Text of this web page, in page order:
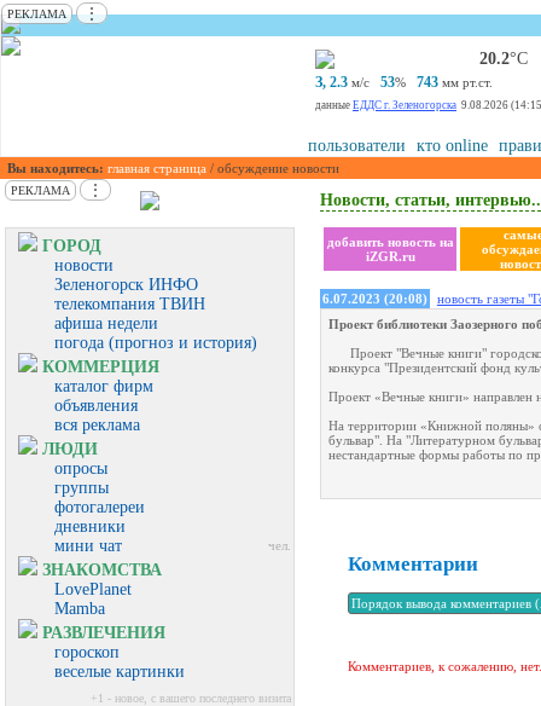
РЕКЛАМА ⋮
20.2°С
З, 2.3 м/с 53% 743 мм рт.ст.
данные ЕДДС г. Зеленогорска 9.08.2026
пользователи кто online
Вы находитесь: главная страница / обсуждение новости
РЕКЛАМА ⋮
ГОРОД
новости
Зеленогорск ИНФО
телекомпания ТВИН
афиша недели
погода (прогноз и история)
КОММЕРЦИЯ
каталог фирм
объявления
вся реклама
ЛЮДИ
опросы
группы
фотогалереи
дневники
мини чат
чел.
ЗНАКОМСТВА
LovePlanet
Mamba
РАЗВЛЕЧЕНИЯ
гороскоп
веселые картинки
+1 - новое, с вашего последнего визита
Новости, статьи,
добавить новость на
iZGR.ru
6.07.2023 (20:08)
новость газеты
Проект библиотеки Заозерного
Проект "Вечные книги"
конкурса "Президентский фонд
Проект «Вечные книги» направлен
На территории «Книжной поляны»
бульвар". На "Литературном
нестандартные формы работы по
Комментарии
Комментариев, к сожалению, нет.